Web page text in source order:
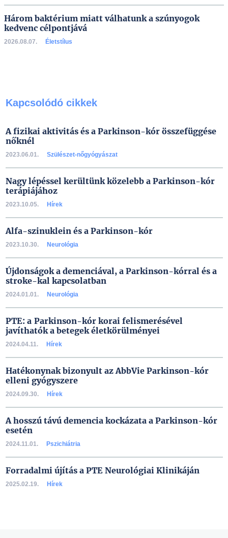
Három baktérium miatt válhatunk a szúnyogok
kedvenc célpontjává
2026.08.07. Életstílus
Kapcsolódó cikkek
A fizikai aktivitás és a Parkinson-kór összefüggése
nőknél
2023.06.01. Szülészet-nőgyógyászat
Nagy lépéssel kerültünk közelebb a Parkinson-kór
terápiájához
2023.10.05. Hírek
Alfa-szinuklein és a Parkinson-kór
2023.10.30. Neurológia
Újdonságok a demenciával, a Parkinson-kórral és a
stroke-kal kapcsolatban
2024.01.01. Neurológia
PTE: a Parkinson-kór korai felismerésével
javíthatók a betegek életkörülményei
2024.04.11. Hírek
Hatékonynak bizonyult az AbbVie Parkinson-kór
elleni gyógyszere
2024.09.30. Hírek
A hosszú távú demencia kockázata a Parkinson-kór
esetén
2024.11.01. Pszichiátria
Forradalmi újítás a PTE Neurológiai Klinikáján
2025.02.19. Hírek